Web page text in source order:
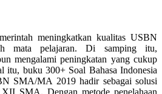
meningkatkan kualitas USBN
mata pelajaran. Di samping itu,
mengalami peningkatan yang cukup
itu, buku 300+ Soal Bahasa Indonesia
SMA/MA 2019 hadir sebagai solusi
SMA. Dengan metode penelahaan